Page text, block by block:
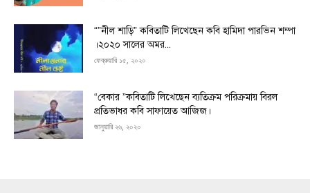
“”নীল শাড়ি” কবিতাটি লিখেছেন কবি হামিদা পারভিন শম্পা
।২০২০ সালের অমর...
ফেব্রুয়ারি ১৫, ২০২০
“বেকার ”কবিতাটি লিখেছেন ব্যতিক্রম পরিক্রমায় বিরল
প্রতিভাধর কবি সাফায়েত আজিজ।
জানুয়ারি ২৬, ২০২০